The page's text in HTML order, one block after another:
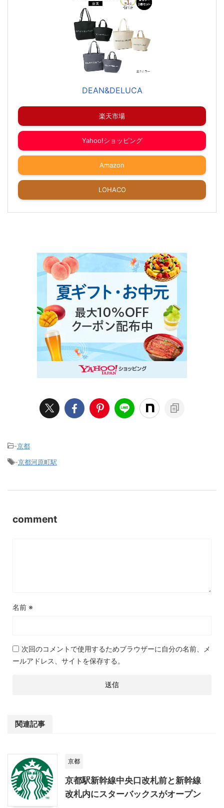
DEAN&DELUCA
楽天市場
Yahoo!ショッピング
Amazon
LOHACO
-京都
-京都河原町駅
comment
名前 ※
次回のコメントで使用するためブラウザーに自分の名前、メ
ールアドレス、サイトを保存する。
関連記事
京都
京都駅新幹線中央口改札前と新幹線
改札内にスターバックスがオープン